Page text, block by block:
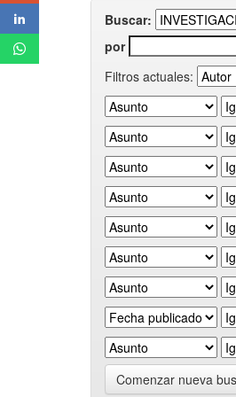
Buscar:
por
Filtros actuales:
Comenzar nueva